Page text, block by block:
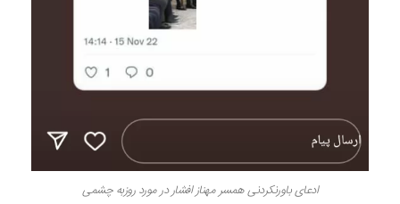
ادعای باورنکردنی همسر مهناز افشار در مورد روزبه چشمی